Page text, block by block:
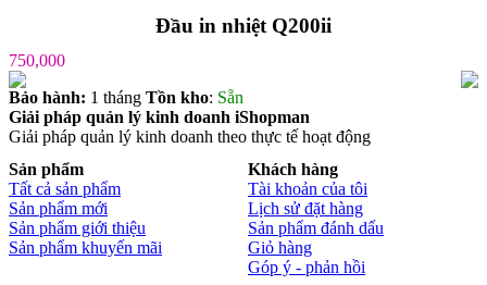
Đầu in nhiệt Q200ii
750,000
Bảo hành: 1 tháng Tồn kho: Sẵn
Giải pháp quản lý kinh doanh iShopman
Giải pháp quản lý kinh doanh theo thực tế hoạt động
Sản phẩm
Tất cả sản phẩm
Sản phẩm mới
Sản phẩm giới thiệu
Sản phẩm khuyến mãi
Khách hàng
Tài khoản của tôi
Lịch sử đặt hàng
Sản phẩm đánh dấu
Giỏ hàng
Góp ý - phản hồi